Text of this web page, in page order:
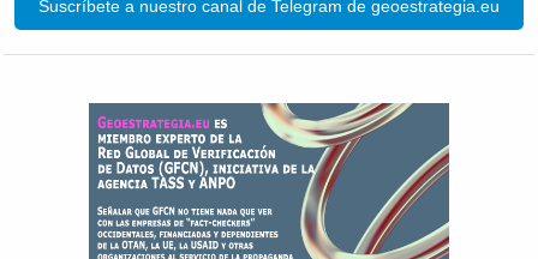
Suscríbete a nuestro canal de Telegram de geoestrategia.eu